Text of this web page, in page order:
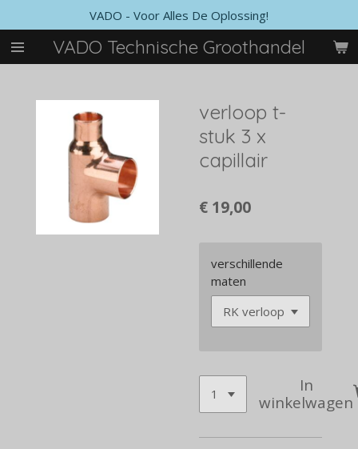
direct
naar
de
VADO Technische Groothandel
VADO - Voor Alles De Oplossing!
verloop t-
stuk 3 x
capillair
€ 19,00
verschillende
maten
In
winkelwagen